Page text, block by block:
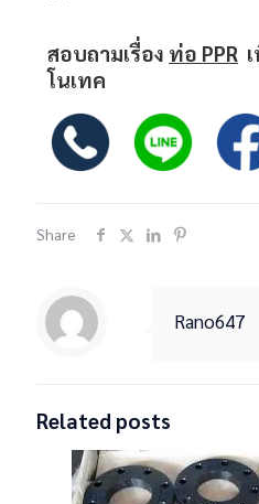
สอบถามเรื่อง ท่อ PPR
โนเทค
Share
Rano647
Related posts